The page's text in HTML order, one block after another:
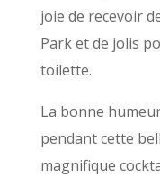
joie de recevoir
Park et de jolis
toilette.
La bonne
pendant cette
magnifique